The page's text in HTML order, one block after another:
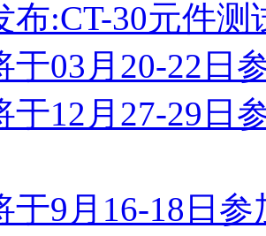
布:CT-30元件测
于03月20-22日
于12月27-29日
于9月16-18日